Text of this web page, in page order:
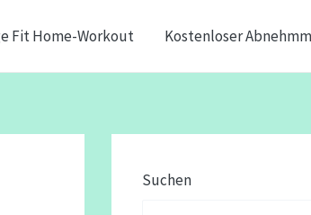
Fit Home-Workout Kostenloser
Suchen